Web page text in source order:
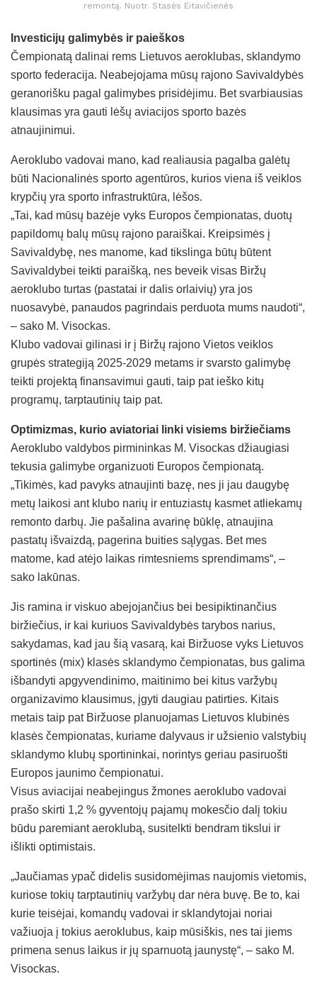
remontą. Nuotr. Stasės Eitavičienės
Investicijų galimybės ir paieškos
Čempionatą dalinai rems Lietuvos aeroklubas, sklandymo
sporto federacija. Neabejojama mūsų rajono Savivaldybės
geranorišku pagal galimybes prisidėjimu. Bet svarbiausias
klausimas yra gauti lėšų aviacijos sporto bazės
atnaujinimui.
Aeroklubo vadovai mano, kad realiausia pagalba galėtų
būti Nacionalinės sporto agentūros, kurios viena iš veiklos
krypčių yra sporto infrastruktūra, lėšos.
„Tai, kad mūsų bazėje vyks Europos čempionatas, duotų
papildomų balų mūsų rajono paraiškai. Kreipsimės į
Savivaldybę, nes manome, kad tikslinga būtų būtent
Savivaldybei teikti paraišką, nes beveik visas Biržų
aeroklubo turtas (pastatai ir dalis orlaivių) yra jos
nuosavybė, panaudos pagrindais perduota mums naudoti“,
– sako M. Visockas.
Klubo vadovai gilinasi ir į Biržų rajono Vietos veiklos
grupės strategiją 2025-2029 metams ir svarsto galimybę
teikti projektą finansavimui gauti, taip pat ieško kitų
programų, tarptautinių taip pat.
Optimizmas, kurio aviatoriai linki visiems biržiečiams
Aeroklubo valdybos pirmininkas M. Visockas džiaugiasi
tekusia galimybe organizuoti Europos čempionatą.
„Tikimės, kad pavyks atnaujinti bazę, nes ji jau daugybę
metų laikosi ant klubo narių ir entuziastų kasmet atliekamų
remonto darbų. Jie pašalina avarinę būklę, atnaujina
pastatų išvaizdą, pagerina buities sąlygas. Bet mes
matome, kad atėjo laikas rimtesniems sprendimams“, –
sako lakūnas.
Jis ramina ir viskuo abejojančius bei besipiktinančius
biržiečius, ir kai kuriuos Savivaldybės tarybos narius,
sakydamas, kad jau šią vasarą, kai Biržuose vyks Lietuvos
sportinės (mix) klasės sklandymo čempionatas, bus galima
išbandyti apgyvendinimo, maitinimo bei kitus varžybų
organizavimo klausimus, įgyti daugiau patirties. Kitais
metais taip pat Biržuose planuojamas Lietuvos klubinės
klasės čempionatas, kuriame dalyvaus ir užsienio valstybių
sklandymo klubų sportininkai, norintys geriau pasiruošti
Europos jaunimo čempionatui.
Visus aviacijai neabejingus žmones aeroklubo vadovai
prašo skirti 1,2 % gyventojų pajamų mokesčio dalį tokiu
būdu paremiant aeroklubą, susitelkti bendram tikslui ir
išlikti optimistais.
„Jaučiamas ypač didelis susidomėjimas naujomis vietomis,
kuriose tokių tarptautinių varžybų dar nėra buvę. Be to, kai
kurie teisėjai, komandų vadovai ir sklandytojai noriai
važiuoja į tokius aeroklubus, kaip mūsiškis, nes tai jiems
primena senus laikus ir jų sparnuotą jaunystę“, – sako M.
Visockas.